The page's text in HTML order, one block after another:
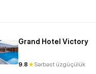
Grand Hotel Victory
9.8 Sərbəst üzgüçülük